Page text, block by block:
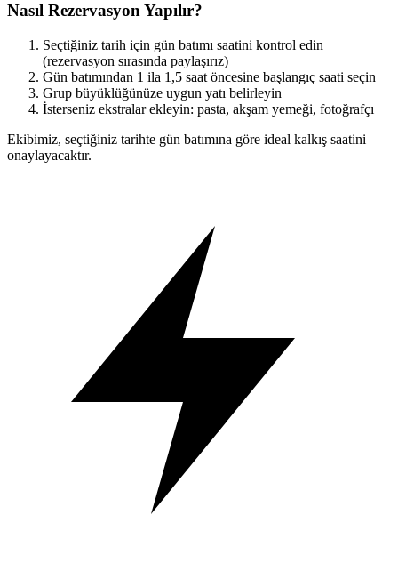
Nasıl Rezervasyon Yapılır?
Seçtiğiniz tarih için gün batımı saatini kontrol edin
(rezervasyon sırasında paylaşırız)
Gün batımından 1 ila 1,5 saat öncesine başlangıç saati seçin
Grup büyüklüğünüze uygun yatı belirleyin
İsterseniz ekstralar ekleyin: pasta, akşam yemeği, fotoğrafçı
Ekibimiz, seçtiğiniz tarihte gün batımına göre ideal kalkış saatini
onaylayacaktır.